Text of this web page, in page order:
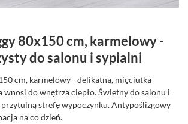
80x150 cm, karmelowy -
do salonu i sypialni
cm, karmelowy - delikatna, mięciutka
do wnętrza ciepło. Świetny do salonu i
strefę wypoczynku. Antypoślizgowy
na co dzień.